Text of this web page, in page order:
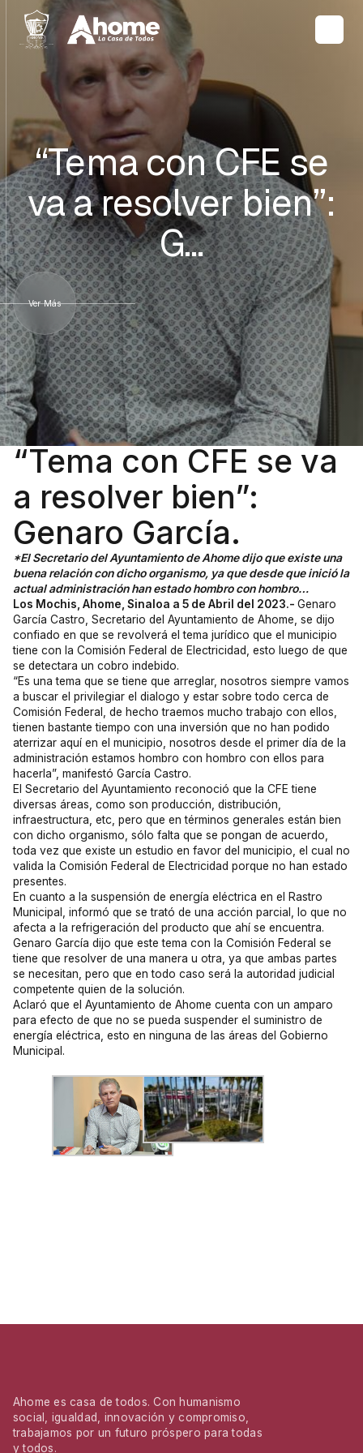
“Tema con CFE se
va a resolver bien”:
G…
Ver Más
“Tema con CFE se va
a resolver bien”:
Genaro García.
*El Secretario del Ayuntamiento de Ahome dijo que existe una
buena relación con dicho organismo, ya que desde que inició la
actual administración han estado hombro con hombro…
Los Mochis, Ahome, Sinaloa a 5 de Abril del 2023.- Genaro
García Castro, Secretario del Ayuntamiento de Ahome, se dijo
confiado en que se revolverá el tema jurídico que el municipio
tiene con la Comisión Federal de Electricidad, esto luego de que
se detectara un cobro indebido.
“Es una tema que se tiene que arreglar, nosotros siempre vamos
a buscar el privilegiar el dialogo y estar sobre todo cerca de
Comisión Federal, de hecho traemos mucho trabajo con ellos,
tienen bastante tiempo con una inversión que no han podido
aterrizar aquí en el municipio, nosotros desde el primer día de la
administración estamos hombro con hombro con ellos para
hacerla”, manifestó García Castro.
El Secretario del Ayuntamiento reconoció que la CFE tiene
diversas áreas, como son producción, distribución,
infraestructura, etc, pero que en términos generales están bien
con dicho organismo, sólo falta que se pongan de acuerdo,
toda vez que existe un estudio en favor del municipio, el cual no
valida la Comisión Federal de Electricidad porque no han estado
presentes.
En cuanto a la suspensión de energía eléctrica en el Rastro
Municipal, informó que se trató de una acción parcial, lo que no
afecta a la refrigeración del producto que ahí se encuentra.
Genaro García dijo que este tema con la Comisión Federal se
tiene que resolver de una manera u otra, ya que ambas partes
se necesitan, pero que en todo caso será la autoridad judicial
competente quien de la solución.
Aclaró que el Ayuntamiento de Ahome cuenta con un amparo
para efecto de que no se pueda suspender el suministro de
energía eléctrica, esto en ninguna de las áreas del Gobierno
Municipal.
Ahome es casa de todos. Con humanismo
social, igualdad, innovación y compromiso,
trabajamos por un futuro próspero para todas
y todos.